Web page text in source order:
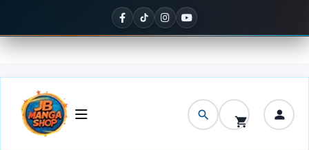
dès 150 € d'achat ✦ Noté 5/5 sur Google
Panneau de gestion des cookies